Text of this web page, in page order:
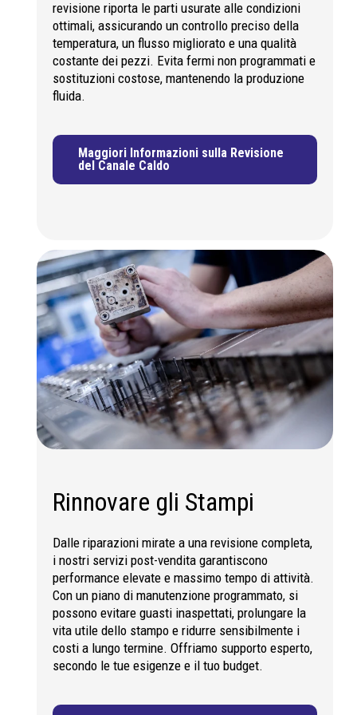
revisione riporta le parti usurate alle condizioni
ottimali, assicurando un controllo preciso della
temperatura, un flusso migliorato e una qualità
costante dei pezzi. Evita fermi non programmati e
sostituzioni costose, mantenendo la produzione
fluida.
Maggiori Informazioni sulla Revisione
del Canale Caldo
Rinnovare gli Stampi
Dalle riparazioni mirate a una revisione completa,
i nostri servizi post-vendita garantiscono
performance elevate e massimo tempo di attività.
Con un piano di manutenzione programmato, si
possono evitare guasti inaspettati, prolungare la
vita utile dello stampo e ridurre sensibilmente i
costi a lungo termine. Offriamo supporto esperto,
secondo le tue esigenze e il tuo budget.